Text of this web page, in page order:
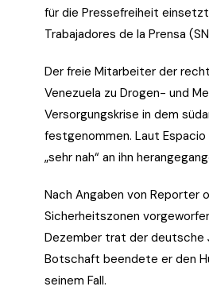
für die Pressefreiheit
Trabajadores de la Prensa
Der freie Mitarbeiter der
Venezuela zu Drogen- und
Versorgungskrise in dem
festgenommen. Laut
„sehr nah“ an ihn
Nach Angaben von Reporter
Sicherheitszonen
Dezember trat der deutsche
Botschaft beendete er den
seinem Fall.